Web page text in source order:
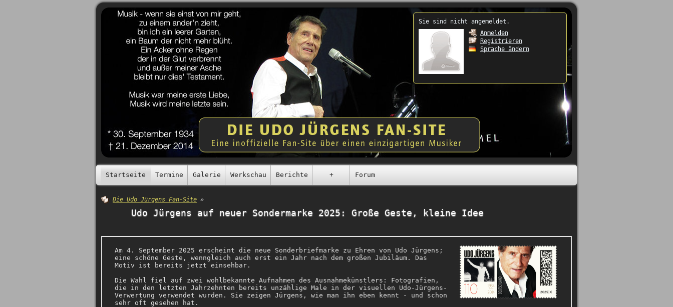
Sie sind nicht angemeldet.
Anmelden
Registrieren
Sprache ändern
Startseite Termine Galerie Werkschau Berichte + Forum
Die Udo Jürgens Fan-Site »
Udo Jürgens auf neuer Sondermarke 2025: Große Geste, kleine Idee
Am 4. September 2025 erscheint die neue Sonderbriefmarke zu Ehren von Udo Jürgens;
eine schöne Geste, wenngleich auch erst ein Jahr nach dem großen Jubiläum. Das
Motiv ist bereits jetzt einsehbar.
Die Wahl fiel auf zwei wohlbekannte Aufnahmen des Ausnahmekünstlers: Fotografien,
die in den letzten Jahrzehnten bereits unzählige Male in der visuellen Udo-Jürgens-
Verwertung verwendet wurden. Sie zeigen Jürgens, wie man ihn eben kennt - und schon
sehr oft gesehen hat.